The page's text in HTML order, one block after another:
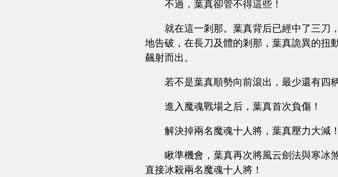
不過，葉真卻管不得這些！
就在這一剎那。葉真背后已經中了三刀
地告破，在長刀及體的剎那，葉真詭異的扭
飆射而出。
若不是葉真順勢向前滾出，最少還有四
進入魔魂戰場之后，葉真首次負傷！
解決掉兩名魔魂十人將，葉真壓力大減！
瞅準機會，葉真再次將風云劍法與寒冰
直接冰殺兩名魔魂十人將！